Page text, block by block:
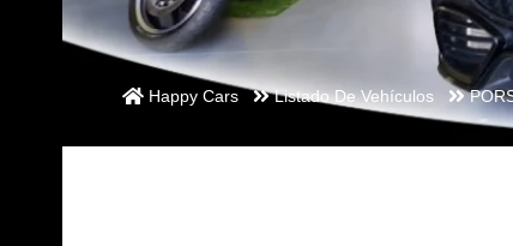
Happy Cars Listado De Vehículos